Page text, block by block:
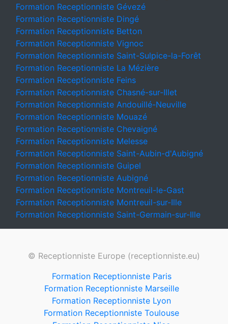
Formation Receptionniste Gévezé
Formation Receptionniste Dingé
Formation Receptionniste Betton
Formation Receptionniste Vignoc
Formation Receptionniste Saint-Sulpice-la-Forêt
Formation Receptionniste La Mézière
Formation Receptionniste Feins
Formation Receptionniste Chasné-sur-Illet
Formation Receptionniste Andouillé-Neuville
Formation Receptionniste Mouazé
Formation Receptionniste Chevaigné
Formation Receptionniste Melesse
Formation Receptionniste Saint-Aubin-d'Aubigné
Formation Receptionniste Guipel
Formation Receptionniste Aubigné
Formation Receptionniste Montreuil-le-Gast
Formation Receptionniste Montreuil-sur-Ille
Formation Receptionniste Saint-Germain-sur-Ille
© Receptionniste Europe (receptionniste.eu)
Formation Receptionniste Paris
Formation Receptionniste Marseille
Formation Receptionniste Lyon
Formation Receptionniste Toulouse